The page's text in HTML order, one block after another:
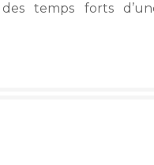
temps forts